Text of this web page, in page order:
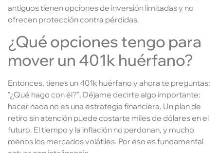
antiguos tienen opciones de inversión limitadas y no
ofrecen protección contra pérdidas.
¿Qué opciones tengo para
mover un 401k huérfano?
Entonces, tienes un 401k huérfano y ahora te preguntas:
“¿Qué hago con él?”. Déjame decirte algo importante:
hacer nada no es una estrategia financiera. Un plan de
retiro sin atención puede costarte miles de dólares en el
futuro. El tiempo y la inflación no perdonan, y mucho
menos los mercados volátiles. Por eso es fundamental